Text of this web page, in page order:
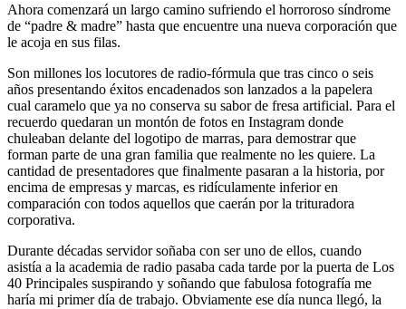
Ahora comenzará un largo camino sufriendo el horroroso síndrome
de “padre & madre” hasta que encuentre una nueva corporación que
le acoja en sus filas.
Son millones los locutores de radio-fórmula que tras cinco o seis
años presentando éxitos encadenados son lanzados a la papelera
cual caramelo que ya no conserva su sabor de fresa artificial. Para el
recuerdo quedaran un montón de fotos en Instagram donde
chuleaban delante del logotipo de marras, para demostrar que
forman parte de una gran familia que realmente no les quiere. La
cantidad de presentadores que finalmente pasaran a la historia, por
encima de empresas y marcas, es ridículamente inferior en
comparación con todos aquellos que caerán por la trituradora
corporativa.
Durante décadas servidor soñaba con ser uno de ellos, cuando
asistía a la academia de radio pasaba cada tarde por la puerta de Los
40 Principales suspirando y soñando que fabulosa fotografía me
haría mi primer día de trabajo. Obviamente ese día nunca llegó, la